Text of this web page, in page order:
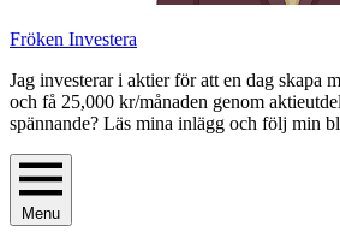
Fröken Investera
Jag investerar i aktier för att en dag skapa
och få 25,000 kr/månaden genom
spännande? Läs mina inlägg och följ min
Menu